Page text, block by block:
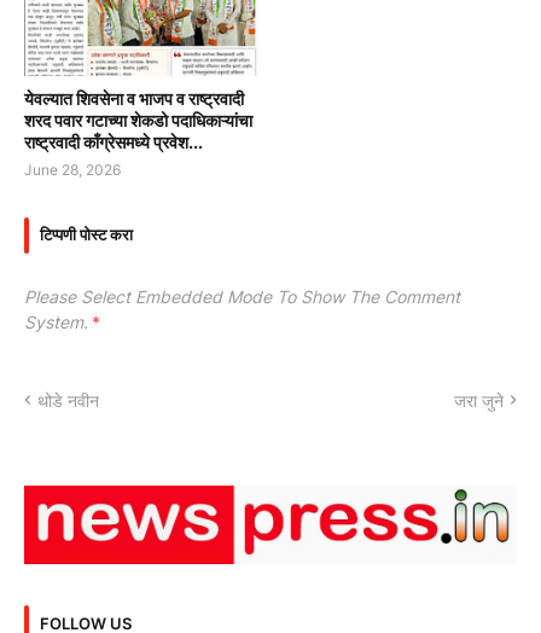
येवल्यात शिवसेना व भाजप व राष्ट्रवादी
शरद पवार गटाच्या शेकडो पदाधिकाऱ्यांचा
राष्ट्रवादी काँग्रेसमध्ये प्रवेश...
June 28, 2026
टिप्पणी पोस्ट करा
Please Select Embedded Mode To Show The Comment
System. *
थोडे नवीन जरा जुने
FOLLOW US